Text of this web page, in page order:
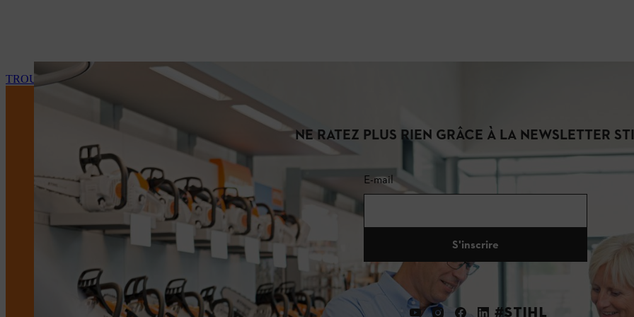
TROUVEZ VOTRE REVENDEUR STIHL
NE RATEZ PLUS RIEN GRÂCE À LA NEWSLETTER
E-mail
S'inscrire
#STIHL